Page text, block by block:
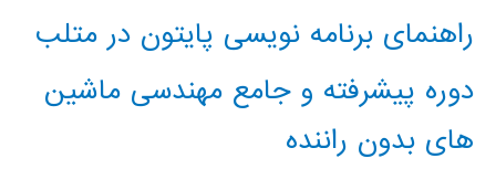
راهنمای برنامه نویسی پایتون در متلب
دوره پیشرفته و جامع مهندسی ماشین
های بدون راننده